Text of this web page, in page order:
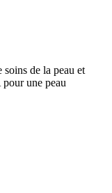
soins de la peau et
pour une peau